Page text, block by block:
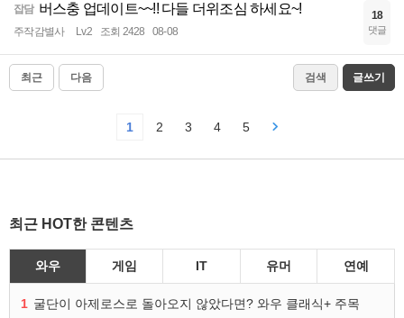
잡담 버스충 업데이트~~!! 다들 더위조심 하세요~!
주작감별사 Lv.2 조회 2428 08-08
18
댓글
최근 다음 검색 글쓰기
1 2 3 4 5
최근 HOT한 콘텐츠
와우 게임 IT 유머 연예
1 굴단이 아제로스로 돌아오지 않았다면? 와우 클래식+ 주목